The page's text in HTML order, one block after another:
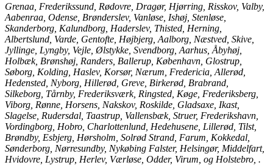
Grenaa, Frederikssund, Rødovre, Dragør, Hjørring, Risskov, Valby,
Aabenraa, Odense, Brønderslev, Vanløse, Ishøj, Stenløse,
Skanderborg, Kalundborg, Haderslev, Thisted, Herning,
Albertslund, Varde, Gentofte, Højbjerg, Aalborg, Næstved, Skive,
Jyllinge, Lyngby, Vejle, Ølstykke, Svendborg, Aarhus, Åbyhøj,
Holbæk, Brønshøj, Randers, Ballerup, København, Glostrup,
Søborg, Kolding, Haslev, Korsør, Nærum, Fredericia, Allerød,
Hedensted, Nyborg, Hillerød, Greve, Birkerød, Brabrand,
Silkeborg, Tårnby, Frederiksværk, Ringsted, Køge, Frederiksberg,
Viborg, Rønne, Horsens, Nakskov, Roskilde, Gladsaxe, Ikast,
Slagelse, Rudersdal, Taastrup, Vallensbæk, Struer, Frederikshavn,
Vordingborg, Hobro, Charlottenlund, Hedehusene, Lillerød, Tilst,
Brøndby, Esbjerg, Hørsholm, Solrød Strand, Farum, Kokkedal,
Sønderborg, Nørresundby, Nykøbing Falster, Helsingør, Middelfart,
Hvidovre, Lystrup, Herlev, Værløse, Odder, Virum, og Holstebro, .